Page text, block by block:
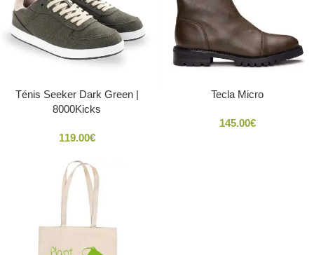
Ténis Seeker Dark Green |
8000Kicks
119.00€
Tecla Micro
145.00€